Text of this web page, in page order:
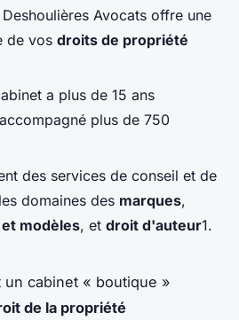
Avocats offre une
de vos droits de propriété
a plus de 15 ans
plus de 750
des services de conseil et de
domaines des marques,
modèles, et droit d'auteur1.
un cabinet « boutique »
de la propriété